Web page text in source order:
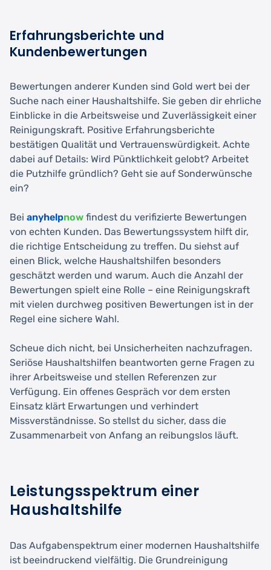
Erfahrungsberichte und
Kundenbewertungen
Bewertungen anderer Kunden sind Gold wert bei der
Suche nach einer Haushaltshilfe. Sie geben dir ehrliche
Einblicke in die Arbeitsweise und Zuverlässigkeit einer
Reinigungskraft. Positive Erfahrungsberichte
bestätigen Qualität und Vertrauenswürdigkeit. Achte
dabei auf Details: Wird Pünktlichkeit gelobt? Arbeitet
die Putzhilfe gründlich? Geht sie auf Sonderwünsche
ein?
Bei anyhelpnow findest du verifizierte Bewertungen
von echten Kunden. Das Bewertungssystem hilft dir,
die richtige Entscheidung zu treffen. Du siehst auf
einen Blick, welche Haushaltshilfen besonders
geschätzt werden und warum. Auch die Anzahl der
Bewertungen spielt eine Rolle – eine Reinigungskraft
mit vielen durchweg positiven Bewertungen ist in der
Regel eine sichere Wahl.
Scheue dich nicht, bei Unsicherheiten nachzufragen.
Seriöse Haushaltshilfen beantworten gerne Fragen zu
ihrer Arbeitsweise und stellen Referenzen zur
Verfügung. Ein offenes Gespräch vor dem ersten
Einsatz klärt Erwartungen und verhindert
Missverständnisse. So stellst du sicher, dass die
Zusammenarbeit von Anfang an reibungslos läuft.
Leistungsspektrum einer
Haushaltshilfe
Das Aufgabenspektrum einer modernen Haushaltshilfe
ist beeindruckend vielfältig. Die Grundreinigung